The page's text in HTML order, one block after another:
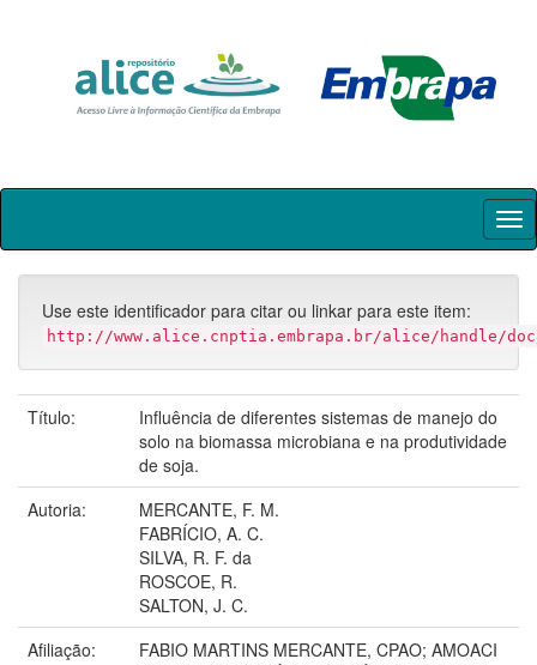
Skip
Use este identificador para citar ou linkar para este item:
http://www.alice.cnptia.embrapa.br/alice/handle/doc/
Título:
Influência de diferentes sistemas de manejo do
solo na biomassa microbiana e na produtividade
de soja.
Autoria:
MERCANTE, F. M.
FABRÍCIO, A. C.
SILVA, R. F. da
ROSCOE, R.
SALTON, J. C.
Afiliação:
FABIO MARTINS MERCANTE, CPAO; AMOACI